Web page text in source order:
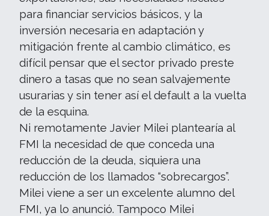
para financiar servicios básicos, y la
inversión necesaria en adaptación y
mitigación frente al cambio climático, es
difícil pensar que el sector privado preste
dinero a tasas que no sean salvajemente
usurarias y sin tener así el default a la vuelta
de la esquina.
Ni remotamente Javier Milei plantearía al
FMI la necesidad de que conceda una
reducción de la deuda, siquiera una
reducción de los llamados “sobrecargos”.
Milei viene a ser un excelente alumno del
FMI, ya lo anunció. Tampoco Milei